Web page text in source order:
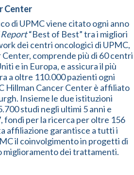
Center
di UPMC viene citato ogni anno
“Best of Best” tra i migliori
dei centri oncologici di UPMC,
comprende più di 60 centri
e in Europa, e assicura il più
a oltre 110.000 pazienti ogni
Hillman Cancer Center è affiliato
Insieme le due istituzioni
studi negli ultimi 5 anni e
fondi per la ricerca per oltre 156
affiliazione garantisce a tutti i
il coinvolgimento in progetti di
miglioramento dei trattamenti.